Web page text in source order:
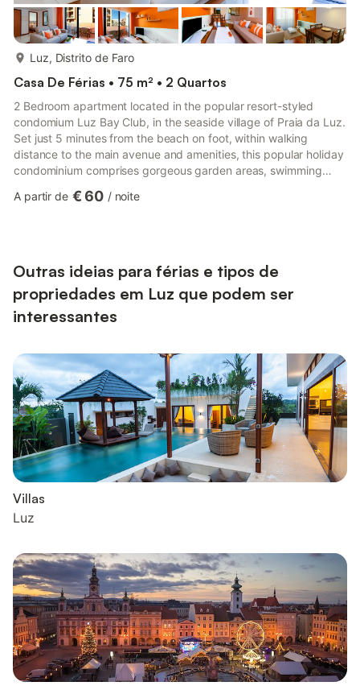
Luz, Distrito de Faro
Casa De Férias • 75 m² • 2 Quartos
2 Bedroom apartment located in the popular resort-styled
condomium Luz Bay Club, in the seaside village of Praia da Luz.
Set just 5 minutes from the beach on foot, within walking
distance to the main avenue and amenities, this popular holiday
condominium comprises gorgeous garden areas, swimming
private holiday apartment is a first-floor duplex unit comprising
A partir de € 60 / noite
Outras ideias para férias e tipos de
propriedades em Luz que podem ser
interessantes
Villas
Luz